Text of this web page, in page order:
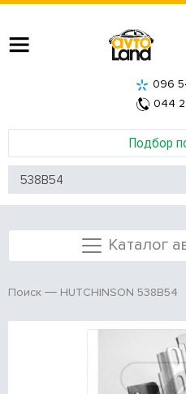
Подбор
096
044
Каталог
Поиск HUTCHINSON 538B54